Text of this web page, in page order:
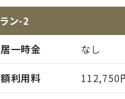
ン-2
一時金
なし
利用料
112,750